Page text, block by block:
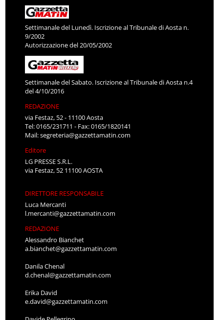
Settimanale del Lunedì. Iscrizione al Tribunale di Aosta n.
9/2002
Autorizzazione del 20/05/2002
Settimanale del Sabato. Iscrizione al Tribunale di Aosta n.4
del 4/10/2016
REDAZIONE
via Festaz, 52 - 11100 Aosta
Tel: 0165/231711 - Fax: 0165/1820141
Mail:segreteria@gazzettamatin.com
Editore
LG PRESSE S.R.L.
via Festaz, 52 11100 AOSTA
DIRETTORE RESPONSABILE
Luca Mercanti
l.mercanti@gazzettamatin.com
REDAZIONE
Alessandro Bianchet
a.bianchet@gazzettamatin.com
Danila Chenal
d.chenal@gazzettamatin.com
Erika David
e.david@gazzettamatin.com